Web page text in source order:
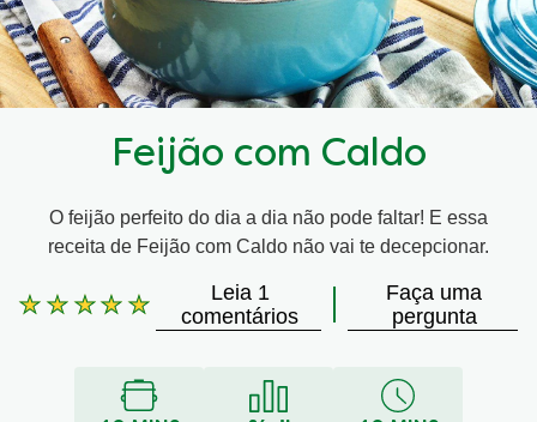
Feijão com Caldo
O feijão perfeito do dia a dia não pode faltar! E essa
receita de Feijão com Caldo não vai te decepcionar.
A
Leia 1
comentários
Faça uma
pergunta